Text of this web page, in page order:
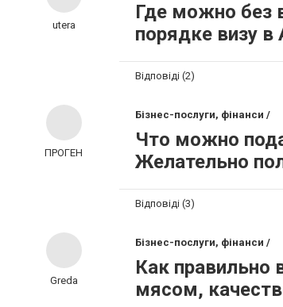
utera
Где можно без
порядке визу в
Відповіді (2)
ПРОГЕН
Бізнес-послуги, фінанси /
Что можно
Желательно
Відповіді (3)
Greda
Бізнес-послуги, фінанси /
Как правильно
мясом,